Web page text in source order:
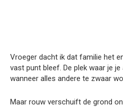
Vroeger dacht ik dat familie het
vast punt bleef. De plek waar je
wanneer alles andere te zwaar
Maar rouw verschuift de grond